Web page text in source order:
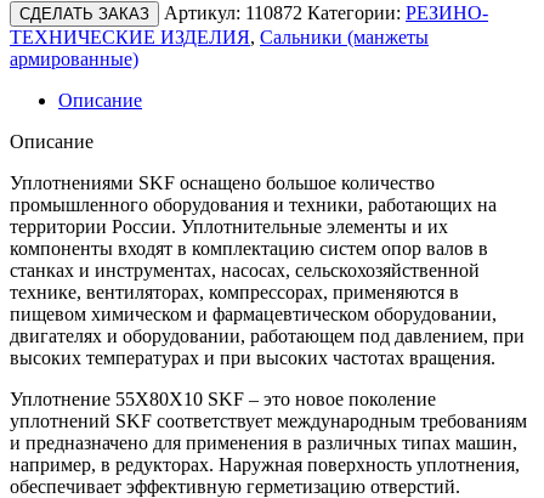
СДЕЛАТЬ ЗАКАЗ Артикул: 110872 Категории: РЕЗИНО-
ТЕХНИЧЕСКИЕ ИЗДЕЛИЯ, Сальники (манжеты
армированные)
Описание
Описание
Уплотнениями SKF оснащено большое количество
промышленного оборудования и техники, работающих на
территории России. Уплотнительные элементы и их
компоненты входят в комплектацию систем опор валов в
станках и инструментах, насосах, сельскохозяйственной
технике, вентиляторах, компрессорах, применяются в
пищевом химическом и фармацевтическом оборудовании,
двигателях и оборудовании, работающем под давлением, при
высоких температурах и при высоких частотах вращения.
Уплотнение 55X80X10 SKF – это новое поколение
уплотнений SKF соответствует международным требованиям
и предназначено для применения в различных типах машин,
например, в редукторах. Наружная поверхность уплотнения,
обеспечивает эффективную герметизацию отверстий.